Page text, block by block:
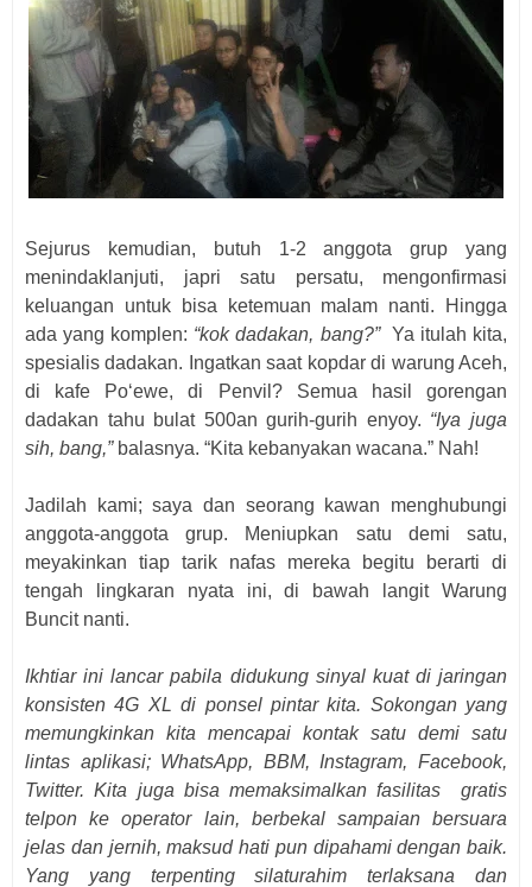
Sejurus kemudian, butuh 1-2 anggota grup yang
menindaklanjuti, japri satu persatu, mengonfirmasi
keluangan untuk bisa ketemuan malam nanti. Hingga
ada yang komplen: “kok dadakan, bang?”Ya itulah kita,
spesialis dadakan. Ingatkan saat kopdar di warung Aceh,
di kafe Po‘ewe, di Penvil? Semua hasil gorengan
dadakan tahu bulat 500an gurih-gurih enyoy. “Iya juga
sih, bang,”balasnya. “Kita kebanyakan wacana.” Nah!
Jadilah kami; saya dan seorang kawan menghubungi
anggota-anggota grup. Meniupkan satu demi satu,
meyakinkan tiap tarik nafas mereka begitu berarti di
tengah lingkaran nyata ini, di bawah langit Warung
Buncit nanti.
Ikhtiar ini lancar pabila didukung sinyal kuat di jaringan
konsisten 4G XL di ponsel pintar kita. Sokongan yang
memungkinkan kita mencapai kontak satu demi satu
lintas aplikasi; WhatsApp, BBM, Instagram, Facebook,
Twitter. Kita juga bisa memaksimalkan fasilitas gratis
telpon ke operator lain, berbekal sampaian bersuara
jelas dan jernih, maksud hati pun dipahami dengan baik.
Yang yang terpenting silaturahim terlaksana dan